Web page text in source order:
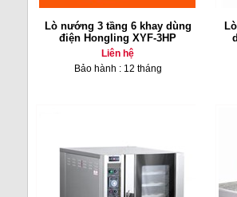
Lò nướng 3 tầng 6 khay dùng
điện Hongling XYF-3HP
Liên hệ
Bảo hành : 12 tháng